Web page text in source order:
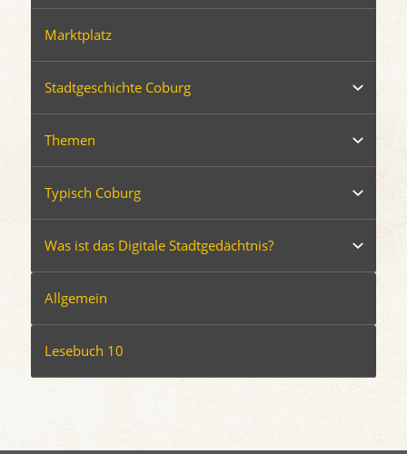
Marktplatz
Stadtgeschichte Coburg
Themen
Typisch Coburg
Was ist das Digitale Stadtgedächtnis?
Allgemein
Lesebuch 10